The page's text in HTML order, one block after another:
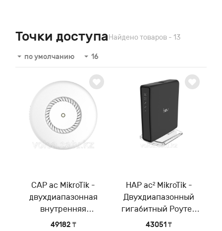
Точки доступаНайдено товаров - 13
по умолчанию 16
CAP ac MikroTik -
двухдиапазонная
внутренняя
потолочная WiFi точка
49182 ₸
HAP ac² MikroTik -
Двухдиапазонный
гигабитный Роутер
WiFi для дома/офиса
43051 ₸